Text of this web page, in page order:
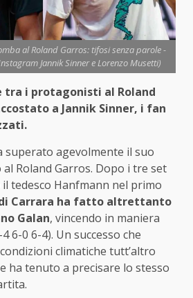
al Roland Garros: tifosi senza parole -
Jannik Sinner e Lorenzo Musetti)
tra i protagonisti al Roland
a Jannik Sinner, i fan
superato agevolmente il suo
Roland Garros. Dopo i tre set
tedesco Hanfmann nel primo
Carrara ha fatto altrettanto
Galan, vincendo in maniera
6-0 6-4). Un successo che
climatiche tutt’altro
ha tenuto a precisare lo stesso